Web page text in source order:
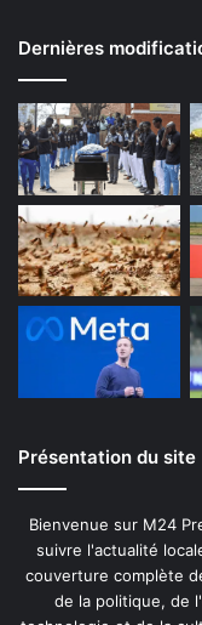
Dernières
Présentation du site
Bienvenue sur M24
suivre l'actualité
couverture complète
de la politique, de